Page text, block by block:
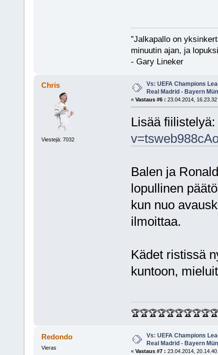
”Jalkapallo on
minuutin ajan, ja
- Gary Lineker
Chris
Viestejä: 7032
Vs: UEFA Champions
Real Madrid - Bayern
« Vastaus #6 : 23.04.2014, 16.23.32
Lisää fiilistelyä:
Balen ja
lopullinen
kun nuo
ilmoittaa.
Kädet ristissä
kuntoon,
Redondo
Vieras
Vs: UEFA Champions
Real Madrid - Bayern
« Vastaus #7 : 23.04.2014, 20.14.40